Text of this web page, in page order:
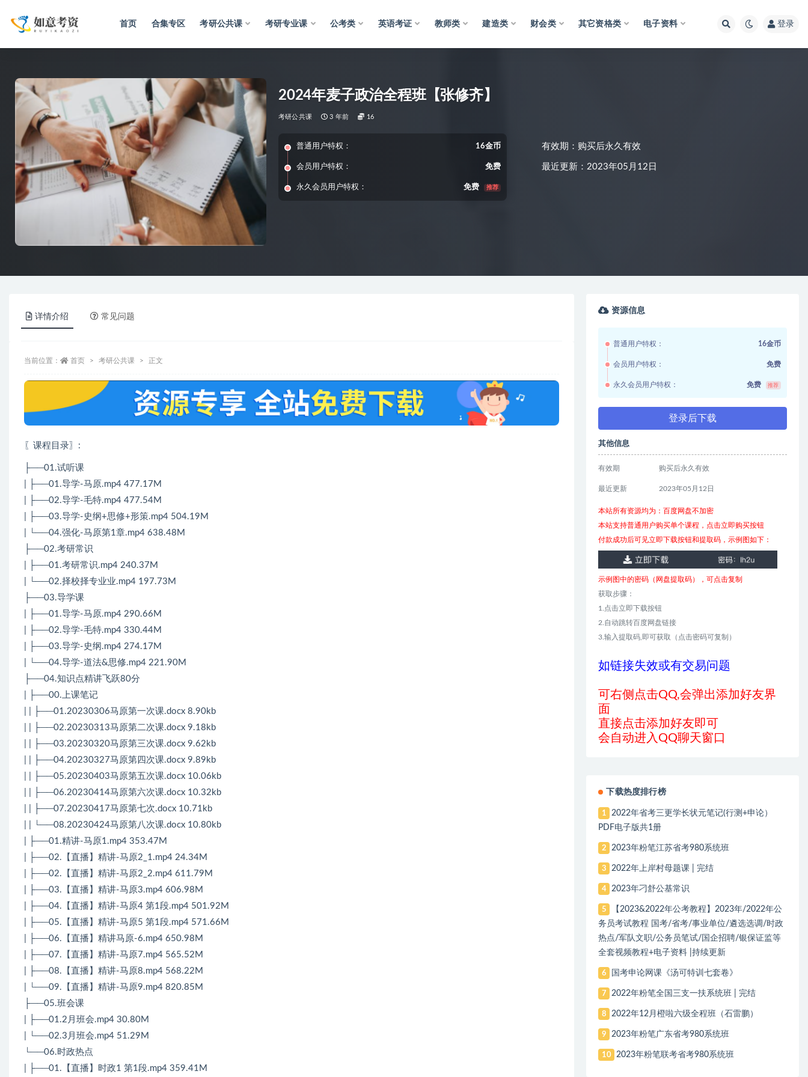
首页 合集专区 考研公共课 考研专业课 公考类 英语考证 教师类 建造类 财会类 其它资格类 电子资料 登录
2024年麦子政治全程班【张修齐】
考研公共课 3 年前 16
普通用户特权： 16金币
会员用户特权： 免费
永久会员用户特权： 免费 推荐
有效期：购买后永久有效
最近更新：2023年05月12日
详情介绍 常见问题
当前位置： 首页 考研公共课 正文
〖课程目录〗 :
├──01.试听课
| ├──01.导学-马原.mp4 477.17M
| ├──02.导学-毛特.mp4 477.54M
| ├──03.导学-史纲+思修+形策.mp4 504.19M
| └──04.强化-马原第1章.mp4 638.48M
├──02.考研常识
| ├──01.考研常识.mp4 240.37M
| └──02.择校择专业业.mp4 197.73M
├──03.导学课
| ├──01.导学-马原.mp4 290.66M
| ├──02.导学-毛特.mp4 330.44M
| ├──03.导学-史纲.mp4 274.17M
| └──04.导学-道法&思修.mp4 221.90M
├──04.知识点精讲飞跃80分
| ├──00.上课笔记
| | ├──01.20230306马原第一次课.docx 8.90kb
| | ├──02.20230313马原第二次课.docx 9.18kb
| | ├──03.20230320马原第三次课.docx 9.62kb
| | ├──04.20230327马原第四次课.docx 9.89kb
| | ├──05.20230403马原第五次课.docx 10.06kb
| | ├──06.20230414马原第六次课.docx 10.32kb
| | ├──07.20230417马原第七次.docx 10.71kb
| | └──08.20230424马原第八次课.docx 10.80kb
| ├──01.精讲-马原1.mp4 353.47M
| ├──02.【直播】精讲-马原2_1.mp4 24.34M
| ├──02.【直播】精讲-马原2_2.mp4 611.79M
| ├──03.【直播】精讲-马原3.mp4 606.98M
| ├──04.【直播】精讲-马原4 第1段.mp4 501.92M
| ├──05.【直播】精讲-马原5 第1段.mp4 571.66M
| ├──06.【直播】精讲马原-6.mp4 650.98M
| ├──07.【直播】精讲-马原7.mp4 565.52M
| ├──08.【直播】精讲-马原8.mp4 568.22M
| └──09.【直播】精讲-马原9.mp4 820.85M
├──05.班会课
| ├──01.2月班会.mp4 30.80M
| └──02.3月班会.mp4 51.29M
└──06.时政热点
| ├──01.【直播】时政1 第1段.mp4 359.41M
资源信息
普通用户特权： 16金币
会员用户特权： 免费
永久会员用户特权： 免费 推荐
登录后下载
其他信息
有效期 购买后永久有效
最近更新 2023年05月12日
本站所有资源均为：百度网盘不加密
本站支持普通用户购买单个课程，点击立即购买按钮
付款成功后可见立即下载按钮和提取码，示例图如下：
示例图中的密码（网盘提取码），可点击复制
获取步骤：
1.点击立即下载按钮
2.自动跳转百度网盘链接
3.输入提取码,即可获取（点击密码可复制）
如链接失效或有交易问题
可右侧点击QQ,会弹出添加好友界
面
直接点击添加好友即可
会自动进入QQ聊天窗口
下载热度排行榜
1
2022年省考三更学长状元笔记(行测+申论）
PDF电子版共1册
2 2023年粉笔江苏省考980系统班
3 2022年上岸村母题课 | 完结
4 2023年刁舒公基常识
5
【2023&2022年公考教程】2023年/2022年公
务员考试教程 国考/省考/事业单位/遴选选调/时政
热点/军队文职/公务员笔试/国企招聘/银保证监等
全套视频教程+电子资料 |持续更新
6 国考申论网课《汤可特训七套卷》
7 2022年粉笔全国三支一扶系统班 | 完结
8 2022年12月橙啦六级全程班（石雷鹏）
9 2023年粉笔广东省考980系统班
10 2023年粉笔联考省考980系统班